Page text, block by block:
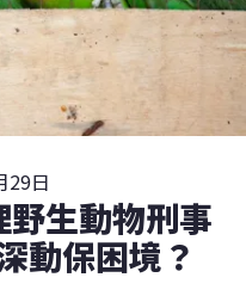
29日
生動物刑事
動保困境？